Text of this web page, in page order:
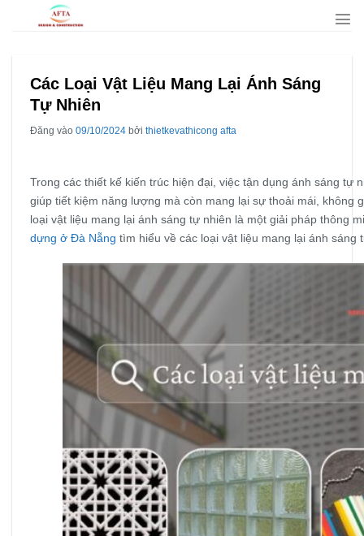
Các Loại Vật Liệu Mang Lại Ánh Sáng
Tự Nhiên
Đăng vào 09/10/2024 bởi thietkevathicong afta
Trong các thiết kế kiến trúc hiện đại, việc tận dụng ánh sáng
giúp tiết kiệm năng lượng mà còn mang lại sự thoải mái,
loại vật liệu mang lại ánh sáng tự nhiên là một giải pháp thông
dựng ở Đà Nẵng tìm hiểu về các loại vật liệu mang lại ánh